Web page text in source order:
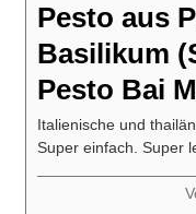
Pesto aus
Basilikum
Pesto Bai
Italienische und
Super einfach. Super